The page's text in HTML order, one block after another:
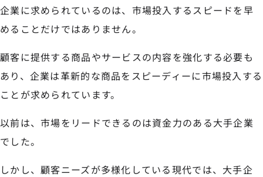
企業に求められているのは、市場投入するスピードを早
めることだけではありません。
顧客に提供する商品やサービスの内容を強化する必要も
あり、企業は革新的な商品をスピーディーに市場投入する
ことが求められています。
以前は、市場をリードできるのは資金力のある大手企業
でした。
しかし、顧客ニーズが多様化している現代では、大手企